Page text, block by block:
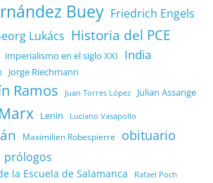
Buey Friedrich Engels
Lukács Historia del PCE
imperialismo en el siglo XXI India
Jorge Riechmann
Ramos Juan Torres López Julian Assange
Lenin Luciano Vasapollo
Maximilien Robespierre
obituario
prólogos
la Escuela de Salamanca Rafael Poch